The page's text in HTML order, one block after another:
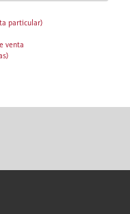
particular)
venta